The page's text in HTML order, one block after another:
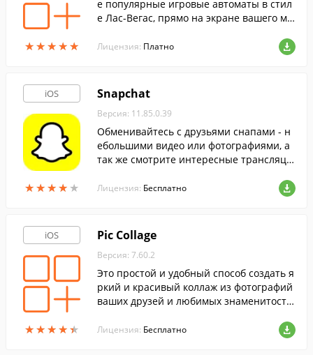
★★★★★
★★★★★
е популярные игровые автоматы в стил
е Лас-Вегас, прямо на экране вашего мо
Лицензия: Платно
iOS
★★★★ ★
★★★★ ★
Snapchat
Версия: 11.85.0.39
Обменивайтесь с друзьями снапами - н
ебольшими видео или фотографиями, а
так же смотрите интересные трансляци
Лицензия: Бесплатно
iOS
★★★★★
★★★★★
Pic Collage
Версия: 7.60.2
Это простой и удобный способ создать я
ркий и красивый коллаж из фотографий
ваших друзей и любимых знаменитосте
Лицензия: Бесплатно